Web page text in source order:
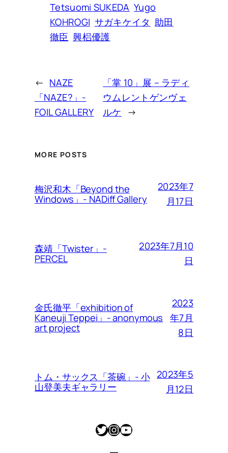
Tetsuomi SUKEDA Yugo
KOHROGI サガキケイタ 助田
徹臣 興梠優護
← NAZE
「NAZE?」-
FOIL GALLERY
「掌 10」展 – ラディ
ウムレントゲンヴェ
ルケ
→
MORE POSTS
梅沢和木「Beyond the
Windows」- NADiff Gallery
2023年7
月17日
森靖「Twister」-
PERCEL
2023年7月10
日
金氏徹平「exhibition of
Kaneuji Teppei」- anonymous
art project
2023
年7月
8日
トム・サックス「茶碗」- 小
山登美夫ギャラリー
2023年5
月12日
Twitter
Instagram
YouTube